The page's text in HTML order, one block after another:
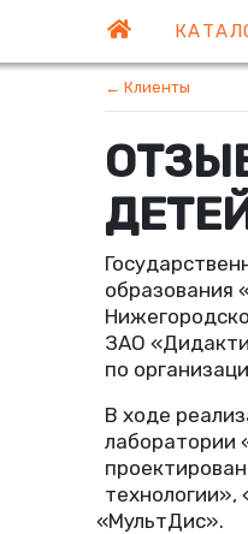
← Клиенты
образования
ЗАО «
по
В ходе
лаборатории
«МультДис».